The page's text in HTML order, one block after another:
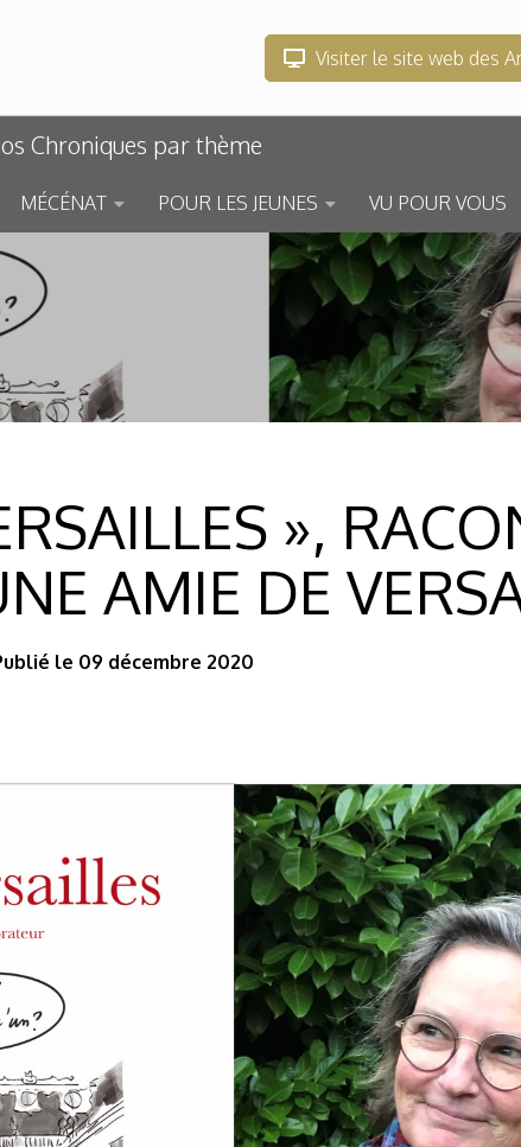
Visiter le site web des
Chroniques par thème
MÉCÉNAT POUR LES JEUNES VU POUR VOUS
»,
AMIE DE
le 09 décembre 2020